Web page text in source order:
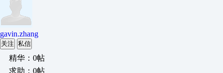
gavin.zhang
关注 私信
精华：0帖
求助：0帖